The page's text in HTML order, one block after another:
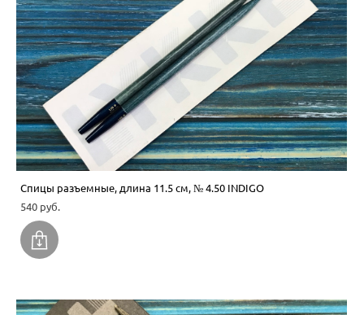
Спицы разъемные, длина 11.5 см, № 4.50 INDIGO
540 pуб.